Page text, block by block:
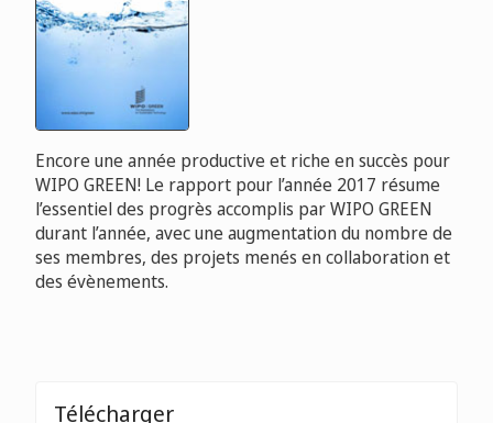
Encore une année productive et riche en succès pour
WIPO GREEN! Le rapport pour l’année 2017 résume
l’essentiel des progrès accomplis par WIPO GREEN
durant l’année, avec une augmentation du nombre de
ses membres, des projets menés en collaboration et
des évènements.
Télécharger